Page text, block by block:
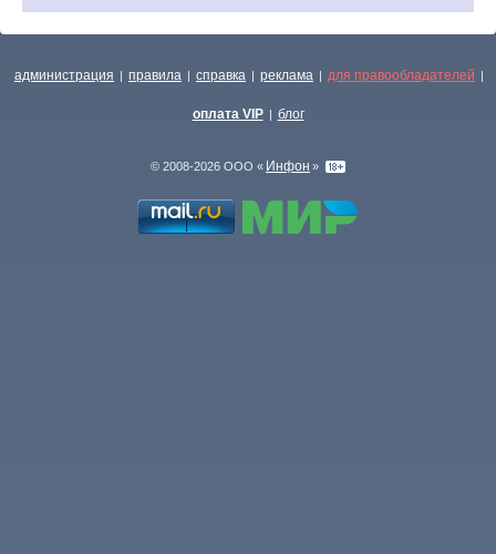
администрация | правила | справка | реклама | для правообладателей |
оплата VIP | блог
© 2008-2026 ООО « Инфон »